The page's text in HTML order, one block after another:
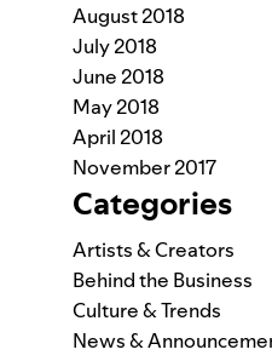
August 2018
July 2018
June 2018
May 2018
April 2018
November 2017
Categories
Artists & Creators
Behind the Business
Culture & Trends
News &